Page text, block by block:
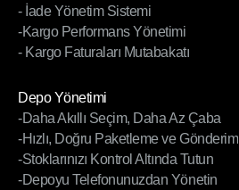
- Sürücü Yönetim Sistemi
- İade Yönetim Sistemi
- İade Yönetim Sistemi
-Kargo Performans Yönetimi
-Kargo Performans Yönetimi
- Kargo Faturaları Mutabakatı
Depo Yönetimi
Depo Yönetimi
-Daha Akıllı Seçim, Daha Az Çaba
-Daha Akıllı Seçim, Daha Az Çaba
-Hızlı, Doğru Paketleme ve Gönderim
-Hızlı, Doğru Paketleme ve Gönderim
-Stoklarınızı Kontrol Altında Tutun
-Stoklarınızı Kontrol Altında Tutun
-Depoyu Telefonunuzdan Yönetin